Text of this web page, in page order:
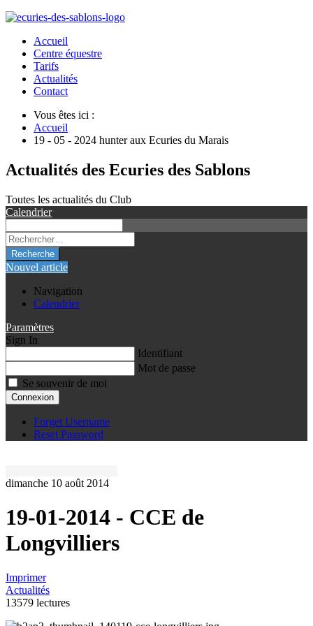
Accueil
Centre équestre
Tarifs
Actualités
Contact
Vous êtes ici :
Accueil
19 - 05 - 2024 hunter aux Ecuries du Marais
Actualités des Ecuries des Sablons
Toutes les actualités du Club
Calendrier
Recherche
Nouvel article
Navigation
Calendrier
Paramètres
Sign In
Identifiant
Mot de passe
Se souvenir de moi
Connexion
Forget Username
Reset Password
dimanche 10 août 2014
19-01-2014 - CCE de
Longvilliers
Imprimer
Actualités
13579 lectures